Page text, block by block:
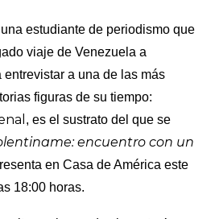
estudiante de periodismo que
viaje de Venezuela a
entrevistar a una de las más
figuras de su tiempo:
, es el sustrato del que se
encuentro con un
en Casa de América este
18:00 horas.